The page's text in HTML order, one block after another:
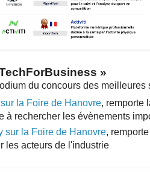
»
du concours des
la Foire de Hanovre, remporte
rechercher les évènements
sur la Foire de Hanovre,
les acteurs de l'industrie